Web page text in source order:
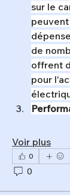
sur le
de
offrent
pour
Voir plus
0
0